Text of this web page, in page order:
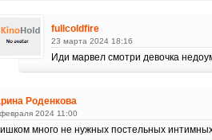
fullcoldfire
23 марта 2024 18:16
Иди марвел смотри девочка
Роденкова
2024 11:00
много не нужных постельных